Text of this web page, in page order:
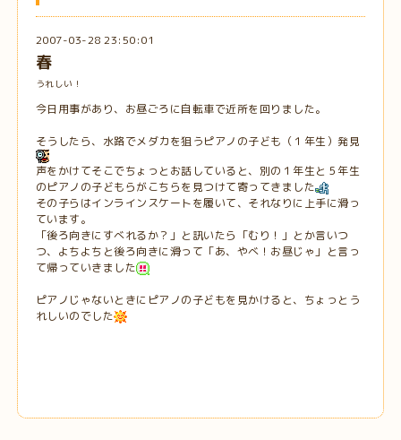
2007-03-28 23:50:01
春
うれしい！
今日用事があり、お昼ごろに自転車で近所を回りました。
そうしたら、水路でメダカを狙うピアノの子ども（１年生）発見
声をかけてそこでちょっとお話していると、別の１年生と５年生
のピアノの子どもらがこちらを見つけて寄ってきました
その子らはインラインスケートを履いて、それなりに上手に滑っ
ています。
「後ろ向きにすべれるか？」と訊いたら「むり！」とか言いつ
つ、よちよちと後ろ向きに滑って「あ、やべ！お昼じゃ」と言っ
て帰っていきました
ピアノじゃないときにピアノの子どもを見かけると、ちょっとう
れしいのでした